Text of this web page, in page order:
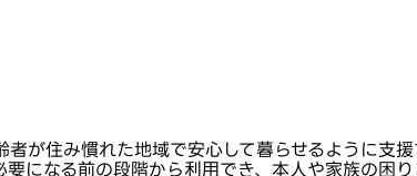
が住み慣れた地域で安心して暮らせるように支
要になる前の段階から利用でき、本人や家族の困